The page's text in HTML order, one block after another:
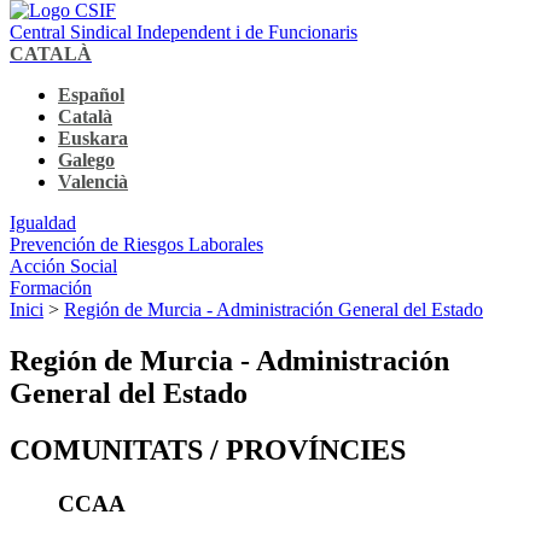
Central Sindical Independent i de Funcionaris
CATALÀ
Español
Català
Euskara
Galego
Valencià
Igualdad
Prevención de Riesgos Laborales
Acción Social
Formación
Inici > Región de Murcia - Administración General del Estado
Región de Murcia - Administración
General del Estado
COMUNITATS / PROVÍNCIES
CCAA